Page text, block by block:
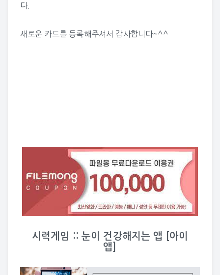
다.
새로운 카드를 등록해주셔서 감사합니다~^^
시력게임 :: 눈이 건강해지는 앱 [아이
앱]